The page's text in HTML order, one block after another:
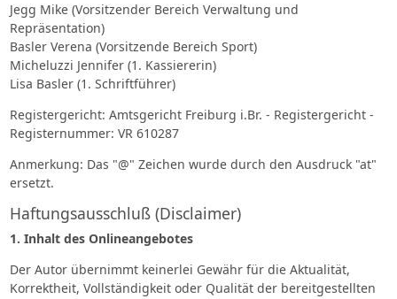
Jegg Mike (Vorsitzender Bereich Verwaltung und
Repräsentation)
Basler Verena (Vorsitzende Bereich Sport)
Micheluzzi Jennifer (1. Kassiererin)
Lisa Basler (1. Schriftführer)
Registergericht: Amtsgericht Freiburg i.Br. - Registergericht -
Registernummer: VR 610287
Anmerkung: Das "@" Zeichen wurde durch den Ausdruck "at"
ersetzt.
Haftungsausschluß (Disclaimer)
1. Inhalt des Onlineangebotes
Der Autor übernimmt keinerlei Gewähr für die Aktualität,
Korrektheit, Vollständigkeit oder Qualität der bereitgestellten